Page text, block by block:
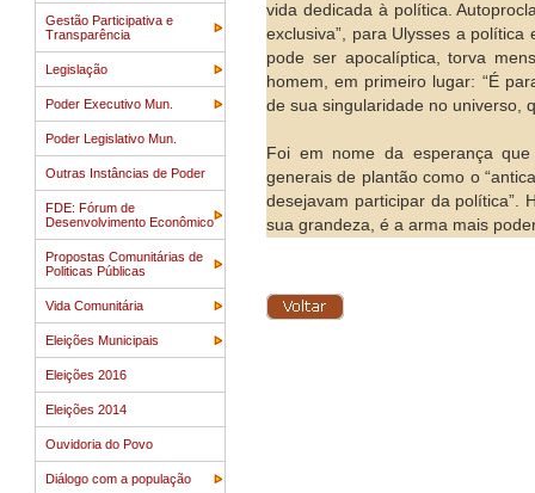
Gestão Participativa e
Transparência
Legislação
Poder Executivo Mun.
Poder Legislativo Mun.
Outras Instâncias de Poder
FDE: Fórum de
Desenvolvimento Econômico
Propostas Comunitárias de
Politicas Públicas
Vida Comunitária
Eleições Municipais
Eleições 2016
Eleições 2014
Ouvidoria do Povo
Diálogo com a população
vida dedicada à política.
exclusiva”, para Ulysses a
pode ser apocalíptica, torva
homem, em primeiro lugar: “É
de sua singularidade no universo,
Foi em nome da esperança
generais de plantão como o
desejavam participar da política”.
sua grandeza, é a arma mais